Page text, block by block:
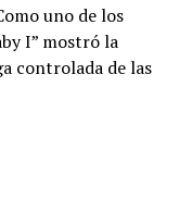
uno de los
I” mostró la
controlada de las